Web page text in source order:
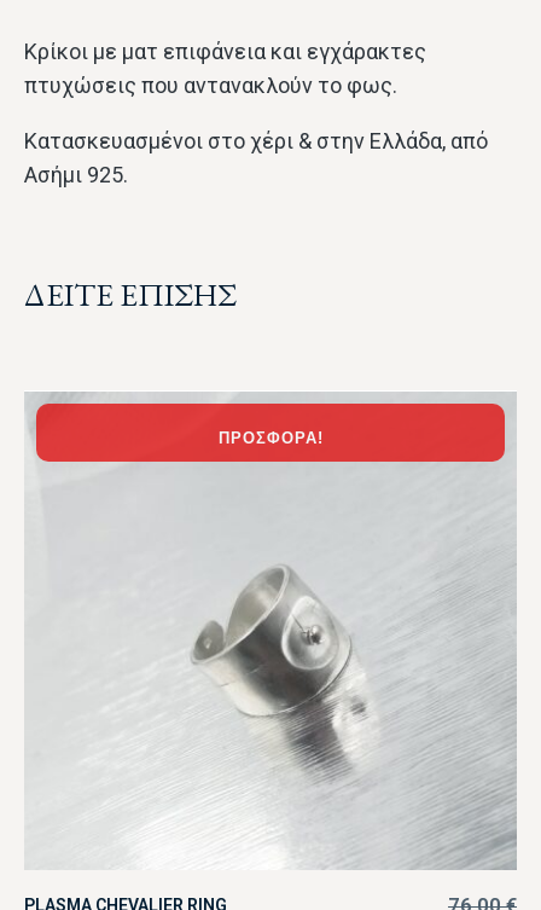
Kρίκοι με ματ επιφάνεια και εγχάρακτες
πτυχώσεις που αντανακλούν το φως.
Κατασκευασμένοι στο χέρι & στην Ελλάδα, από
Ασήμι 925.
ΔΕΙΤΕ ΕΠΙΣΗΣ
ΠΡΟΣΦΟΡΆ!
PLASMA CHEVALIER RING